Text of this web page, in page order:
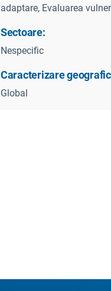
adaptare, Evaluarea
Sectoare:
Nespecific
Caracterizare
Global